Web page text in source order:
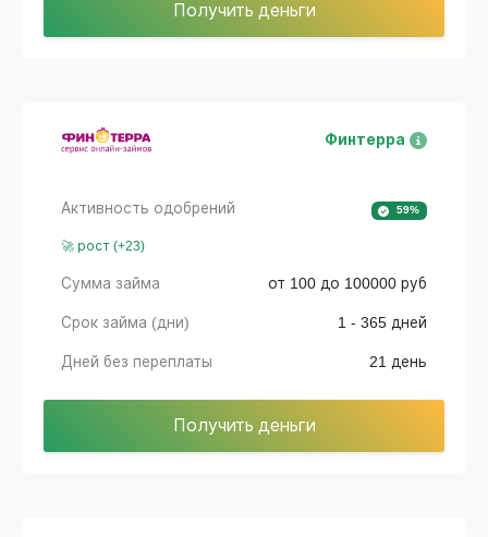
Получить деньги
Финтерра
Активность одобрений 59%
🚀 рост (+23)
Сумма займа от 100 до 100000 руб
Срок займа (дни) 1 - 365 дней
Дней без переплаты 21 день
Получить деньги